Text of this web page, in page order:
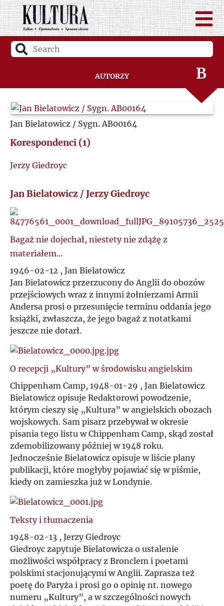
Autorzy
A
B
C
K
N
O
Jan Bielatowicz / Sygn. AB00164
Korespondenci (1)
Jerzy Giedroyc
Jan Bielatowicz / Jerzy Giedroyc
Bagaż nie dojechał, niestety nie zdążę z
materiałem...
1946-02-12 , Jan Bielatowicz
Jan Bielatowicz przerzucony do Anglii do obozów
przejściowych wraz z innymi żołnierzami Armii
Andersa prosi o przesunięcie terminu oddania jego
książki, zwłaszcza, że jego bagaż z notatkami
jeszcze nie dotarł.
O recepcji „Kultury” w środowisku angielskim
Chippenham Camp, 1948-01-29 , Jan Bielatowicz
Bielatowicz opisuje Redaktorowi powodzenie,
którym cieszy się „Kultura” w angielskich obozach
wojskowych. Sam pisarz przebywał w okresie
pisania tego listu w Chippenham Camp, skąd został
zdemobilizowany później w 1948 roku.
Jednocześnie Bielatowicz opisuje w liście plany
publikacji, które mogłyby pojawiać się w piśmie,
kiedy on zamieszka już w Londynie.
Teksty i tłumaczenia
1948-02-13 , Jerzy Giedroyc
Giedroyc zapytuje Bielatowicza o ustalenie
możliwości współpracy z Bronclem i poetami
polskimi stacjonującymi w Anglii. Zaprasza też
poetę do Paryża i prosi go o opinię nt. nowego
numeru „Kultury”, a w szczególności nowych